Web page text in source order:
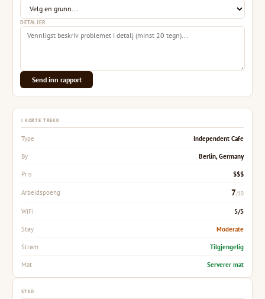
DETALJER
Send inn rapport
I KORTE TREKK
Type Independent Cafe
By Berlin, Germany
Pris $$$
Arbeidspoeng 7/10
WiFi 5/5
Støy Moderate
Strøm Tilgjengelig
Mat Serverer mat
STED